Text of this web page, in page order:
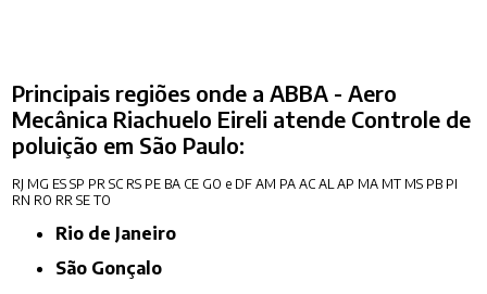
Principais regiões onde a ABBA - Aero
Mecânica Riachuelo Eireli atende Controle de
poluição em São Paulo:
RJ MG ES SP PR SC RS PE BA CE GO e DF AM PA AC AL AP MA MT MS PB PI
RN RO RR SE TO
Rio de Janeiro
São Gonçalo